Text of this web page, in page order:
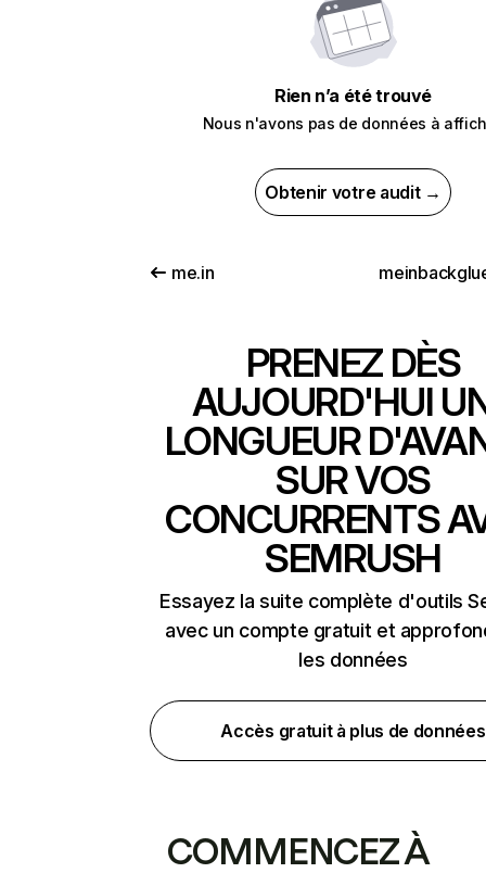
Rien n’a été trouvé
Nous n'avons pas de données à
Obtenir votre audit →
me.in
PRENEZ DÈS
AUJOURD'HUI
LONGUEUR
SUR VOS
CONCURRENTS
SEMRUSH
Essayez la suite complète d'outils
avec un compte gratuit et
les données
Accès gratuit à plus de données
COMMENCEZ À